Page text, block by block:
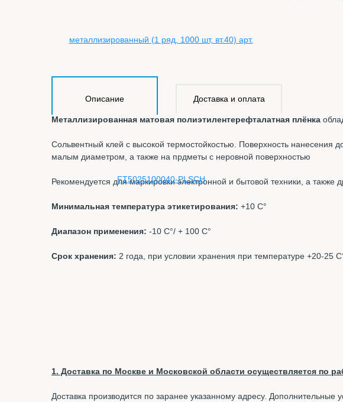
Описание Доставка и оплата
Металлизированная матовая полиэтилентерефталатная плёнка
Сольвентный клей с высокой термостойкостью. Поверхность
малым диаметром, а также на прдметы с неровной поверхностью
Рекомендуется для маркировки электронной и бытовой техники, а также
Минимальная температура этикетирования: +10 С°
Диапазон применения: -10 С°/ + 100 С°
Срок хранения: 2 года, при условии хранения при температуре +20-25
1. Доставка по Москве и Московской области осуществляется по
Доставка производится по заранее указанному адресу. Дополнительные